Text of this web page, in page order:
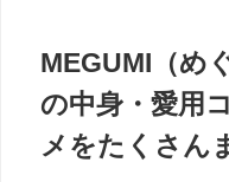
MEGUMI（め
の中身・愛用
メをたくさん